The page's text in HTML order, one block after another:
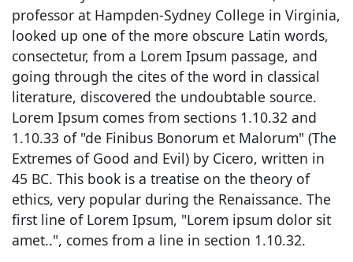
professor at Hampden-Sydney College in Virginia,
looked up one of the more obscure Latin words,
consectetur, from a Lorem Ipsum passage, and
going through the cites of the word in classical
literature, discovered the undoubtable source.
Lorem Ipsum comes from sections 1.10.32 and
1.10.33 of "de Finibus Bonorum et Malorum" (The
Extremes of Good and Evil) by Cicero, written in
45 BC. This book is a treatise on the theory of
ethics, very popular during the Renaissance. The
first line of Lorem Ipsum, "Lorem ipsum dolor sit
amet..", comes from a line in section 1.10.32.